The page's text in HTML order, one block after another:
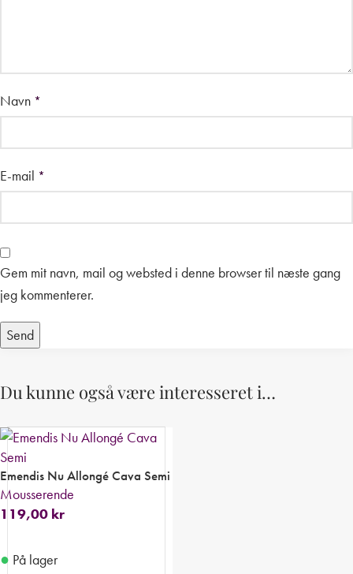
Navn *
E-mail *
Gem mit navn, mail og websted i denne browser til næste gang
jeg kommenterer.
Du kunne også være interesseret i…
Emendis Nu Allongé Cava Semi
Mousserende
119,00 kr
● På lager